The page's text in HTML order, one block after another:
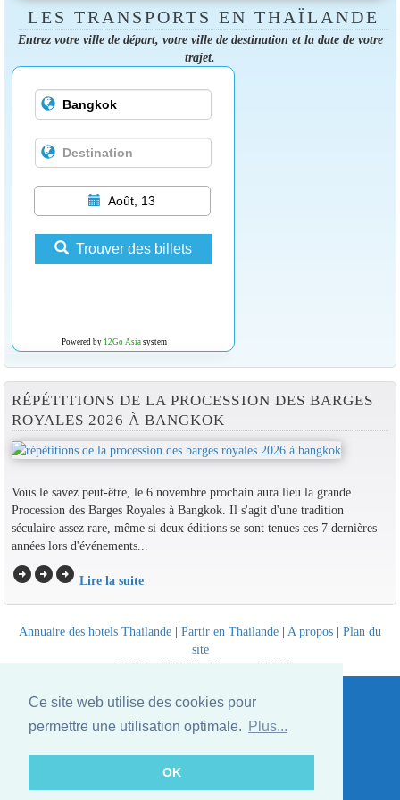
Ce site web utilise des cookies pour
permettre une utilisation optimale.
Plus...
OK
LES TRANSPORTS EN THAÏLANDE
Entrez votre ville de départ, votre ville de destination et la date de votre
trajet.
Août, 13
Trouver des billets
Powered by 12Go Asiasystem
RÉPÉTITIONS DE LA PROCESSION DES BARGES
ROYALES 2026 À BANGKOK
Vous le savez peut-être, le 6 novembre prochain aura lieu la grande
Procession des Barges Royales à Bangkok. Il s'agit d'une tradition
séculaire assez rare, même si deux éditions se sont tenues ces 7 dernières
années lors d'événements...
arrow_circle_rightarrow_circle_rightarrow_circle_right Lire la suite
Annuaire des hotels Thailande | Partir en Thailande | A propos | Plan du
site
Website © Thailandee.com - 2026